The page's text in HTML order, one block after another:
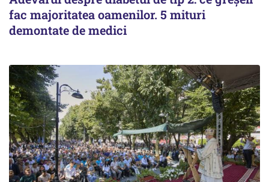
fac majoritatea oamenilor. 5 mituri
demontate de medici